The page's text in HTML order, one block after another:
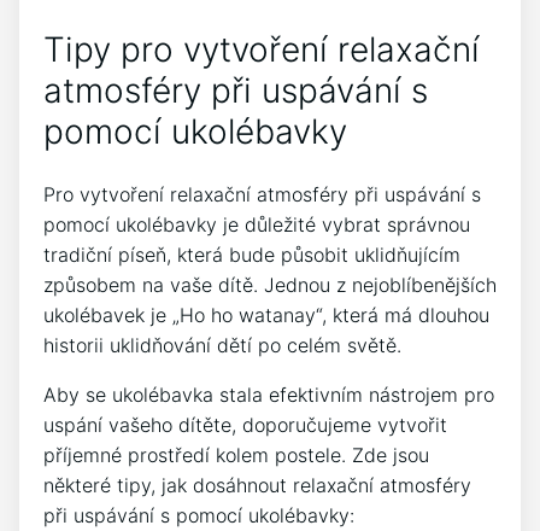
Tipy pro vytvoření relaxační
atmosféry při ‍uspávání s
pomocí ukolébavky
Pro vytvoření ⁢relaxační atmosféry při uspávání s‍
pomocí ⁢ukolébavky je ⁣důležité vybrat správnou
tradiční píseň, která bude působit uklidňujícím
způsobem na‌ vaše dítě.⁣ Jednou z nejoblíbenějších⁤
ukolébavek je „Ho ho watanay“, která má dlouhou
historii uklidňování dětí po celém světě.
Aby se ‍ukolébavka⁢ stala efektivním nástrojem pro
uspání vašeho dítěte, doporučujeme vytvořit
‍příjemné‍ prostředí ​kolem postele. Zde jsou
některé tipy,⁤ jak ⁣dosáhnout relaxační atmosféry
při uspávání s pomocí ⁢ukolébavky: